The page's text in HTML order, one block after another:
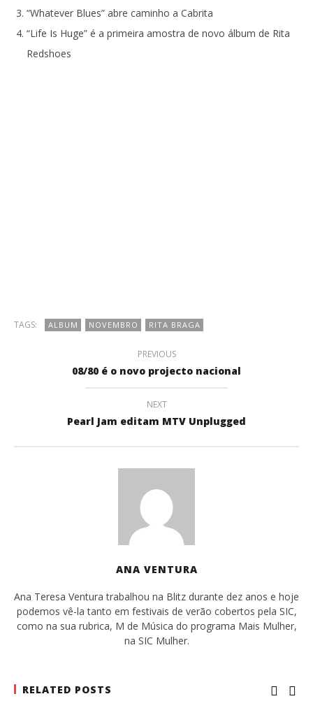
“Whatever Blues” abre caminho a Cabrita
“Life Is Huge” é a primeira amostra de novo álbum de Rita
Redshoes
TAGS: ALBUM NOVEMBRO RITA BRAGA
PREVIOUS
08/80 é o novo projecto nacional
NEXT
Pearl Jam editam MTV Unplugged
ANA VENTURA
Ana Teresa Ventura trabalhou na Blitz durante dez anos e hoje
podemos vê-la tanto em festivais de verão cobertos pela SIC,
como na sua rubrica, M de Música do programa Mais Mulher,
na SIC Mulher.
RELATED POSTS